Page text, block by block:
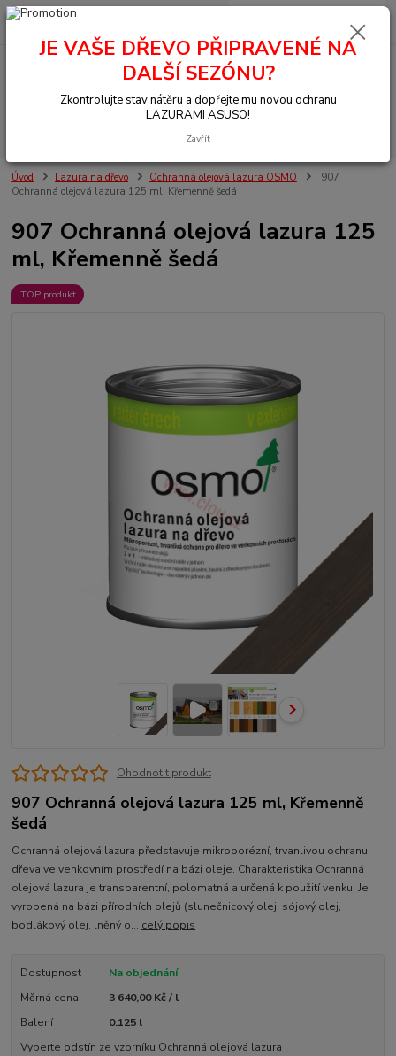
+420 377 441 961 0,00 Kč
Úvod Lazura na dřevo Ochranná olejová lazura OSMO
907
Ochranná olejová lazura 125 ml, Křemenně šedá
907 Ochranná olejová lazura 125
ml, Křemenně šedá
TOP produkt
Ohodnotit produkt
907 Ochranná olejová lazura 125 ml, Křemenně
šedá
Ochranná olejová lazura představuje mikroporézní, trvanlivou ochranu
dřeva ve venkovním prostředí na bázi oleje. Charakteristika Ochranná
olejová lazura je transparentní, polomatná a určená k použití venku. Je
vyrobená na bázi přírodních olejů (slunečnicový olej, sójový olej,
bodlákový olej, lněný o... celý popis
Dostupnost
Na objednání
Měrná cena
3 640,00 Kč / l
Balení
0.125 l
Vyberte odstín ze vzorníku Ochranná olejová lazura
JE VAŠE DŘEVO PŘIPRAVENÉ NA
DALŠÍ SEZÓNU?
Zkontrolujte stav nátěru a dopřejte mu novou ochranu
LAZURAMI ASUSO!
Zavřít